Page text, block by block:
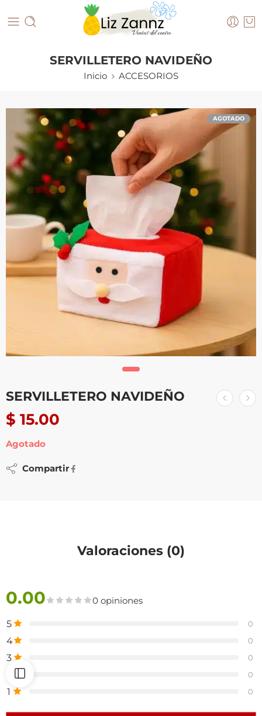
SERVILLETERO NAVIDEÑO
Inicio ACCESORIOS
AGOTADO
SERVILLETERO NAVIDEÑO
$ 15.00
Agotado
Compartir
Valoraciones (0)
0.00 0 opiniones
5 0
4 0
3 0
0
1 0